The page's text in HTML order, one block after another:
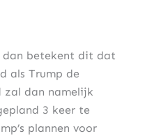
betekent dit dat
als Trump de
zal dan namelijk
3 keer te
plannen voor